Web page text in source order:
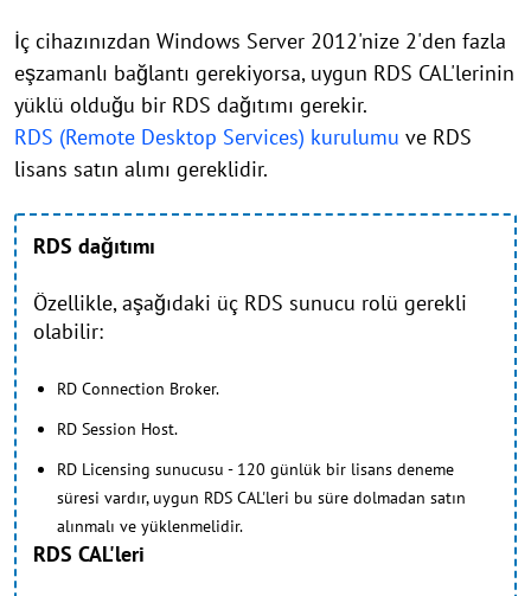
İç cihazınızdan Windows Server 2012'nize 2'den fazla
eşzamanlı bağlantı gerekiyorsa, uygun RDS CAL'lerinin
yüklü olduğu bir RDS dağıtımı gerekir.
RDS (Remote Desktop Services) kurulumu ve RDS
lisans satın alımı gereklidir.
RDS dağıtımı
Özellikle, aşağıdaki üç RDS sunucu rolü gerekli
olabilir:
RD Connection Broker.
RD Session Host.
RD Licensing sunucusu - 120 günlük bir lisans deneme
süresi vardır, uygun RDS CAL'leri bu süre dolmadan satın
alınmalı ve yüklenmelidir.
RDS CAL'leri